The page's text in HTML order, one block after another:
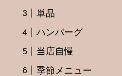
単品
ハンバーグ
当店自慢
季節メニュー